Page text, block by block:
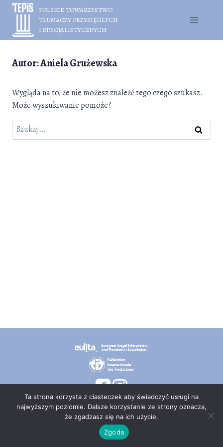
Przejdź
treści
POLSKIE TOWARZYSTWO
TŁUMACZY PRZYSIĘGŁYCH
I SPECJALISTYCZNYCH
Autor: Aniela Grużewska
Wygląda na to, że nie możesz znaleźć tego czego szukasz.
Może wyszukiwanie pomoże?
Szukaj:
© 2026 PT TEPIS
Ta strona korzysta z ciasteczek aby świadczyć usługi na
najwyższym poziomie. Dalsze korzystanie ze strony oznacza,
że zgadzasz się na ich użycie.
Zgoda